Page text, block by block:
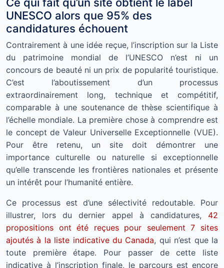
UNESCO alors que 95% des
candidatures échouent
Contrairement à une idée reçue, l’inscription sur la Liste
du patrimoine mondial de l’UNESCO n’est ni un
concours de beauté ni un prix de popularité touristique.
C’est l’aboutissement d’un processus
extraordinairement long, technique et compétitif,
comparable à une soutenance de thèse scientifique à
l’échelle mondiale. La première chose à comprendre est
le concept de Valeur Universelle Exceptionnelle (VUE).
Pour être retenu, un site doit démontrer une
importance culturelle ou naturelle si exceptionnelle
qu’elle transcende les frontières nationales et présente
un intérêt pour l’humanité entière.
Ce processus est d’une sélectivité redoutable. Pour
illustrer, lors du dernier appel à candidatures, 42
propositions ont été reçues pour seulement 7 sites
ajoutés à la liste indicative du Canada, qui n’est que la
toute première étape. Pour passer de cette liste
indicative à l’inscription finale, le parcours est encore